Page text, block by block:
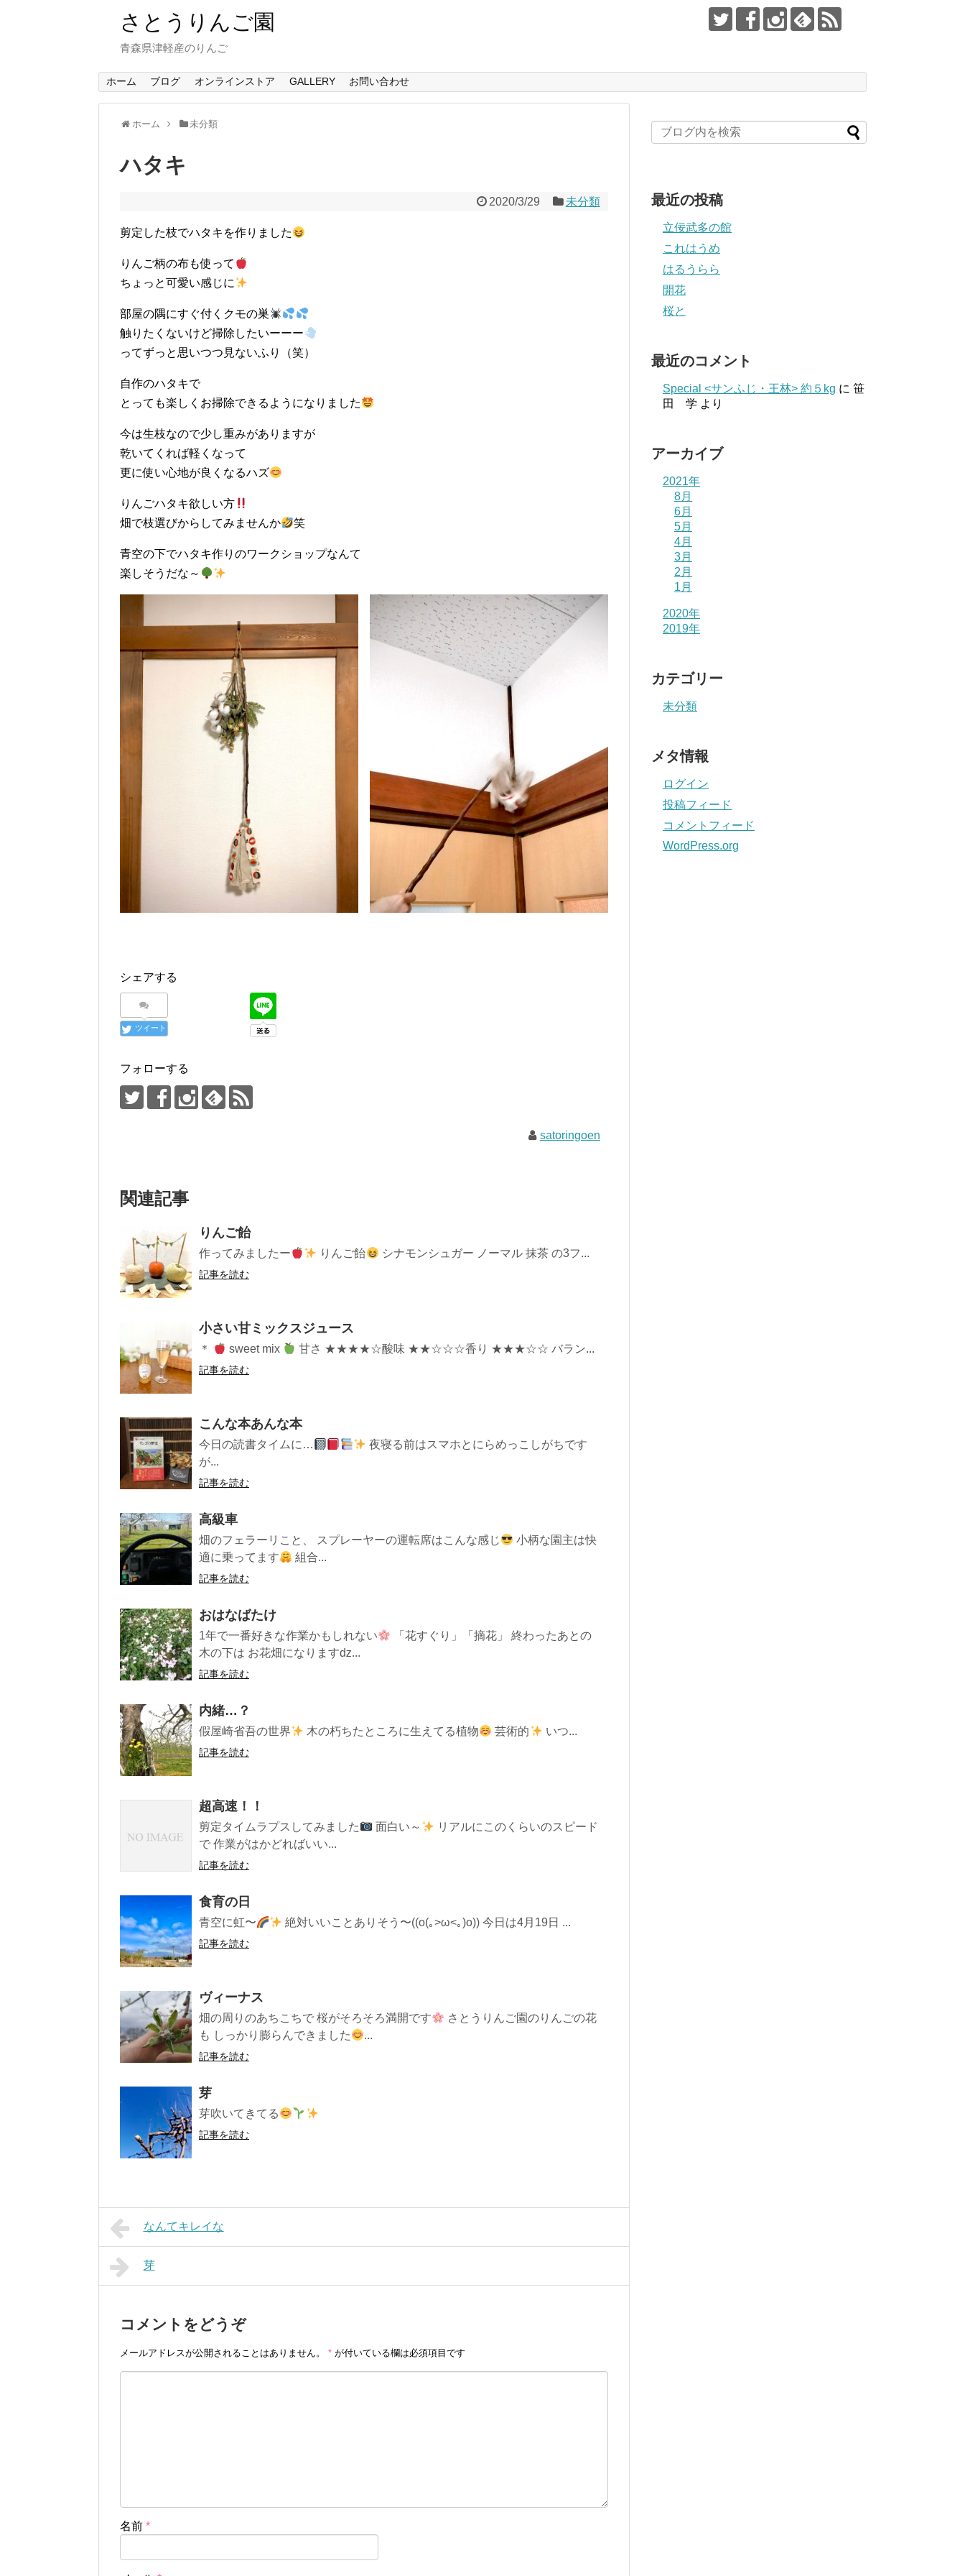
さとうりんご園
青森県津軽産のりんご
ホーム ブログ オンラインストア GALLERY お問い合わせ
ホーム 未分類
ハタキ
2020/3/29 未分類
剪定した枝でハタキを作りました
りんご柄の布も使って
ちょっと可愛い感じに
部屋の隅にすぐ付くクモの巣
触りたくないけど掃除したいーーー
ってずっと思いつつ見ないふり（笑）
自作のハタキで
とっても楽しくお掃除できるようになりました
今は生枝なので少し重みがありますが
乾いてくれば軽くなって
更に使い心地が良くなるハズ
りんごハタキ欲しい方
畑で枝選びからしてみませんか
笑
青空の下でハタキ作りのワークショップなんて
楽しそうだな～
シェアする
ツイート
フォローする
satoringoen
関連記事
りんご飴
作ってみましたー りんご飴 シナモンシュガー ノーマル 抹茶 の3フ...
記事を読む
小さい甘ミックスジュース
＊ sweet mix 甘さ ★★★★☆酸味 ★★☆☆☆香り ★★★☆☆ バラン...
記事を読む
こんな本あんな本
今日の読書タイムに…
夜寝る前はスマホとにらめっこしがちです
が...
記事を読む
高級車
畑のフェラーリこと、 スプレーヤーの運転席はこんな感じ
小柄な園主は快
適に乗ってます
組合...
記事を読む
おはなばたけ
1年で一番好きな作業かもしれない
「花すぐり」「摘花」 終わったあとの
木の下は お花畑になりますǳ...
記事を読む
内緒…？
假屋崎省吾の世界 木の朽ちたところに生えてる植物 芸術的 いつ...
記事を読む
超高速！！
剪定タイムラプスしてみました 面白い～
リアルにこのくらいのスピード
で 作業がはかどればいい...
記事を読む
食育の日
青空に虹〜 絶対いいことありそう〜((o(｡>ω<｡)o)) 今日は4月19日 ...
記事を読む
ヴィーナス
畑の周りのあちこちで 桜がそろそろ満開です
さとうりんご園のりんごの花
も しっかり膨らんできました
...
記事を読む
芽
芽吹いてきてる
記事を読む
なんてキレイな
芽
コメントをどうぞ
メールアドレスが公開されることはありません。 * が付いている欄は必須項目です
名前 *
最近の投稿
立佞武多の館
これはうめ
はるうらら
開花
桜と
最近のコメント
Special <サンふじ・王林> 約５kg に 笹
田 学 より
アーカイブ
2021年
8月
6月
5月
4月
3月
2月
1月
2020年
2019年
カテゴリー
未分類
メタ情報
ログイン
投稿フィード
コメントフィード
WordPress.org